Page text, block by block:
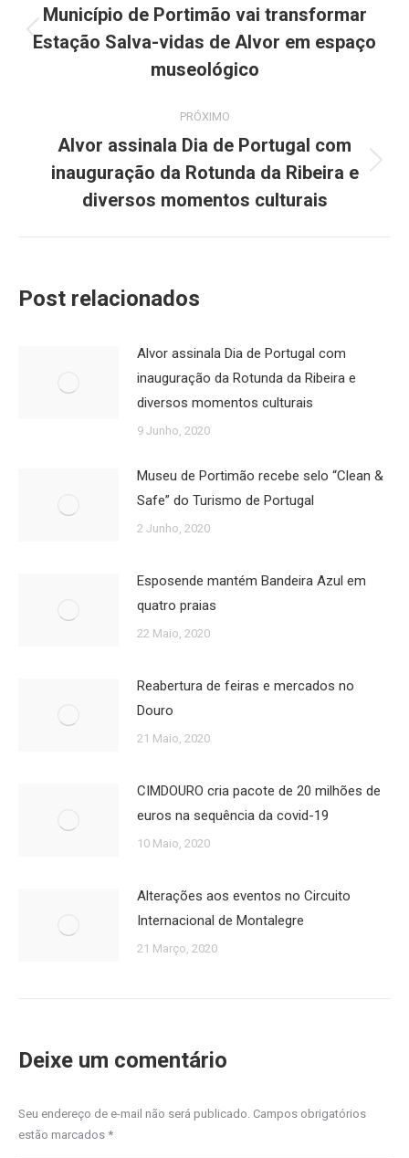
de
post:
Post
anterior:
Município de Portimão vai transformar
Estação Salva-vidas de Alvor em espaço
museológico
PRÓXIMO
Próximo
post:
Alvor assinala Dia de Portugal com
inauguração da Rotunda da Ribeira e
diversos momentos culturais
Post relacionados
Alvor assinala Dia de Portugal com
inauguração da Rotunda da Ribeira e
diversos momentos culturais
9 Junho, 2020
Museu de Portimão recebe selo “Clean &
Safe” do Turismo de Portugal
2 Junho, 2020
Esposende mantém Bandeira Azul em
quatro praias
22 Maio, 2020
Reabertura de feiras e mercados no
Douro
21 Maio, 2020
CIMDOURO cria pacote de 20 milhões de
euros na sequência da covid-19
10 Maio, 2020
Alterações aos eventos no Circuito
Internacional de Montalegre
21 Março, 2020
Deixe um comentário
Seu endereço de e-mail não será publicado. Campos obrigatórios
estão marcados *